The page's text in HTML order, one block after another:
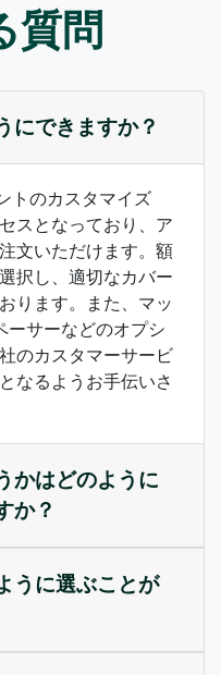
質問
にできますか？
トのカスタマイズ
スとなっており、ア
文いただけます。額
択し、適切なカバー
ります。また、マッ
ーサーなどのオプシ
のカスタマーサービ
なるようお手伝いさ
かはどのように
か？
うに選ぶことが